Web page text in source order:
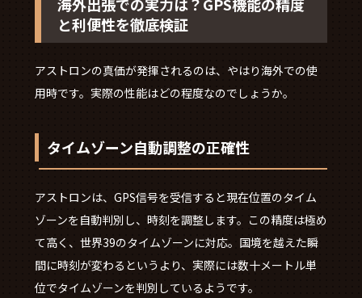
と利便性を徹底検証
アストロンの真価が発揮されるのは、やはり海外での使
用時です。実際の性能はどの程度なのでしょうか。
タイムゾーン自動調整の正確性
アストロンは、GPS信号を受信すると現在位置のタイム
ゾーンを自動判別し、時刻を調整します。この精度は極め
て高く、世界39のタイムゾーンに対応。国境を越えた瞬
間に時刻が変わるというより、実際には数十メートル単
位でタイムゾーンを判別しているようです。